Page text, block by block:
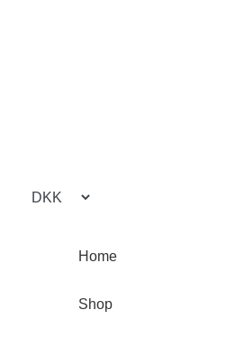
Home
Shop